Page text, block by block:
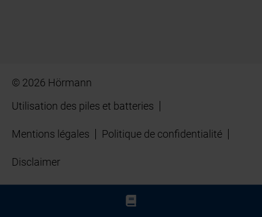
© 2026 Hörmann
Utilisation des piles et batteries
Mentions légales Politique de confidentialité
Disclaimer